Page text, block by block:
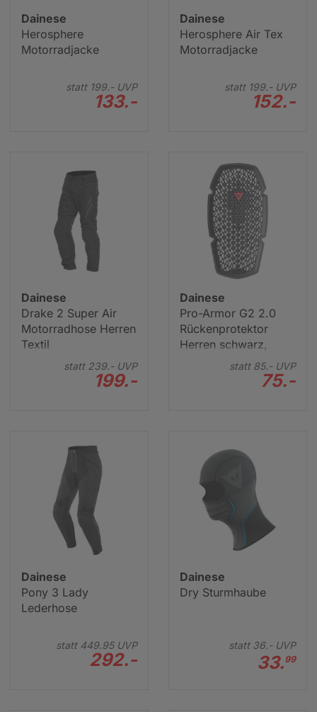
Dainese
Herosphere
Motorradjacke
statt 199.-UVP
133.-
Dainese
Herosphere Air Tex
Motorradjacke
statt 199.-UVP
152.-
Dainese
Drake 2 Super Air
Motorradhose Herren
Textil
statt 239.-UVP
199.-
Dainese
Pro-Armor G2 2.0
Rückenprotektor
Herren schwarz,
statt 85.-UVP
75.-
Dainese
Pony 3 Lady
Lederhose
statt 449.95UVP
292.-
Dainese
Dry Sturmhaube
statt 36.-UVP
33.99